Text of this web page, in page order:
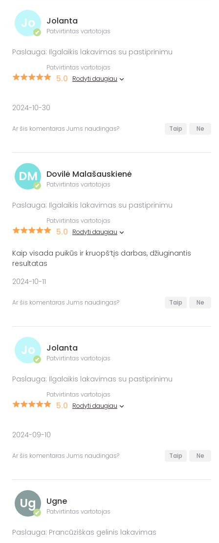
Jo
✔
Jolanta
Patvirtintas vartotojas
Paslauga: Ilgalaikis lakavimas su pastiprinimu
Patvirtintas vartotojas
5.0 Rodyti daugiau
2024-10-30
Ar šis komentaras Jums naudingas? Taip Ne
DM
✔
Dovilė Malašauskienė
Patvirtintas vartotojas
Paslauga: Ilgalaikis lakavimas su pastiprinimu
Patvirtintas vartotojas
5.0 Rodyti daugiau
Kaip visada puikūs ir kruopš‘tįs darbas, džiuginantis
resultatas
2024-10-11
Ar šis komentaras Jums naudingas? Taip Ne
Jo
✔
Jolanta
Patvirtintas vartotojas
Paslauga: Ilgalaikis lakavimas su pastiprinimu
Patvirtintas vartotojas
5.0 Rodyti daugiau
2024-09-10
Ar šis komentaras Jums naudingas? Taip Ne
Ug
✔
Ugne
Patvirtintas vartotojas
Paslauga: Prancūziškas gelinis lakavimas